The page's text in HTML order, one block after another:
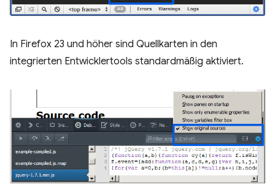
In Firefox 23 und höher sind Quellkarten in den
integrierten Entwicklertools standardmäßig aktiviert.